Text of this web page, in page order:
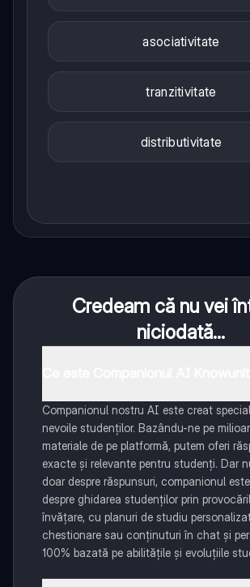
asociativitate
tranzitivitate
distributivitate
Credeam că nu vei
niciodată...
Companionul nostru AI este creat
nevoile studenților. Bazându-ne pe
materiale de pe platformă, putem oferi
exacte și relevante pentru studenți. Dar
doar despre răspunsuri, companionul
despre ghidarea studenților prin
învățare, cu planuri de studiu
chestionare sau conținuturi în chat și
100% bazată pe abilitățile și evoluțiile